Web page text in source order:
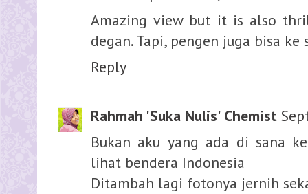
Amazing view but it is also
degan. Tapi, pengen juga bisa ke
Reply
Rahmah 'Suka Nulis' Chemist
Bukan aku yang ada di sana
lihat bendera Indonesia
Ditambah lagi fotonya jernih